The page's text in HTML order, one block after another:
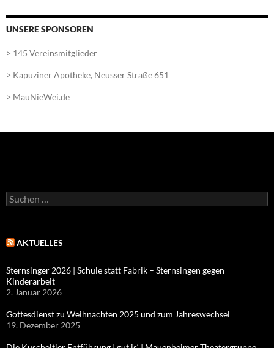
UNSERE SPONSOREN
> 145 Vereinsmitglieder
> Kapuziner Apotheke, Neusser Straße 651
> MauNieWei.de
Suchen
nach:
AKTUELLES
Sternsinger 2026 | Schule statt Fabrik – Sternsingen gegen
Kinderarbeit
2. Januar 2026
Gottesdienst zu Weihnachten 2025 und zum Jahreswechsel
19. Dezember 2025